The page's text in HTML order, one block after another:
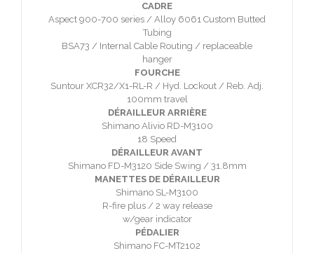
CADRE
Aspect 900-700 series / Alloy 6061 Custom Butted
Tubing
BSA73 / Internal Cable Routing / replaceable
hanger
FOURCHE
Suntour XCR32/X1-RL-R / Hyd. Lockout / Reb. Adj.
100mm travel
DÉRAILLEUR ARRIÈRE
Shimano Alivio RD-M3100
18 Speed
DÉRAILLEUR AVANT
Shimano FD-M3120 Side Swing / 31.8mm
MANETTES DE DÉRAILLEUR
Shimano SL-M3100
R-fire plus / 2 way release
w/gear indicator
PÉDALIER
Shimano FC-MT2102